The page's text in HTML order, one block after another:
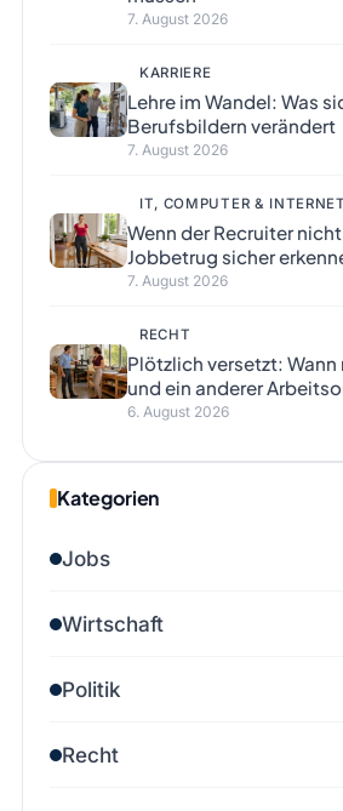
7. August 2026
KARRIERE
Lehre im Wandel: Was
Berufsbildern verändert
7. August 2026
IT, COMPUTER & INTERNET
Wenn der Recruiter
Jobbetrug sicher
7. August 2026
RECHT
Plötzlich versetzt: Wann
und ein anderer
6. August 2026
Kategorien
Jobs
Wirtschaft
Politik
Recht